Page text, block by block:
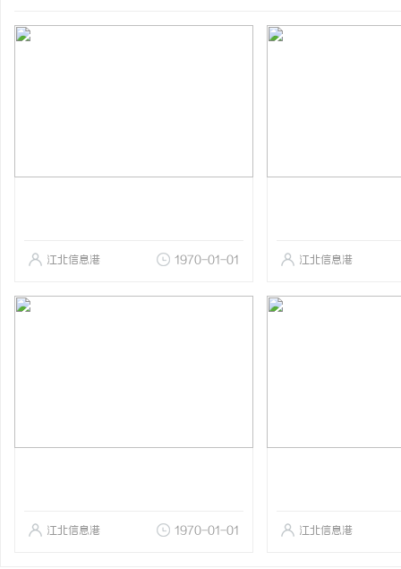
江北信息港 1970-01-01 江北信息港
江北信息港 1970-01-01 江北信息港